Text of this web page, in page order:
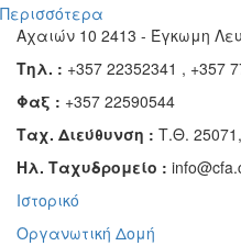
Περισσότερα
Αχαιών 10 2413 - Έγκωμη
Τηλ. : +357 22352341 , +357
Φαξ : +357 22590544
Ταχ. Διεύθυνση : Τ.Θ.
Ηλ. Ταχυδρομείο :
Ιστορικό
Οργανωτική Δομή